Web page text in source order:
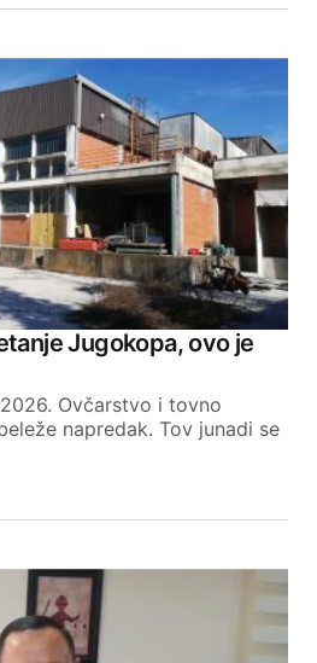
Jugokopa, ovo je
Ovčarstvo i tovno
napredak. Tov junadi se